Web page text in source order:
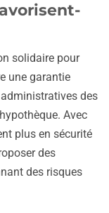
solidaire pour
une garantie
des
Avec
plus en sécurité
des
des risques